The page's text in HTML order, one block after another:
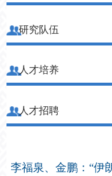
研究队伍
人才培养
人才招聘
李福泉、金鹏：“伊